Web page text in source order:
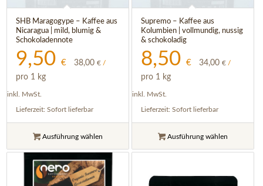
SHB Maragogype – Kaffee aus
Nicaragua | mild, blumig &
Schokoladennote
9,50€ 38,00€ /
pro 1 kg
inkl. MwSt.
Lieferzeit:Sofort lieferbar
Ausführung wählen
Supremo – Kaffee aus
Kolumbien | vollmundig, nussig
& schokoladig
8,50 € 34,00 €/
pro 1 kg
inkl. MwSt.
Lieferzeit: Sofort lieferbar
Ausführung wählen